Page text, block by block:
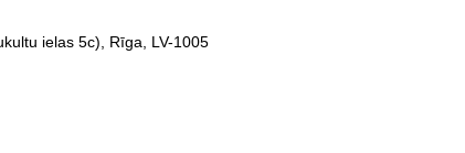
ielas 5c), Rīga, LV-1005